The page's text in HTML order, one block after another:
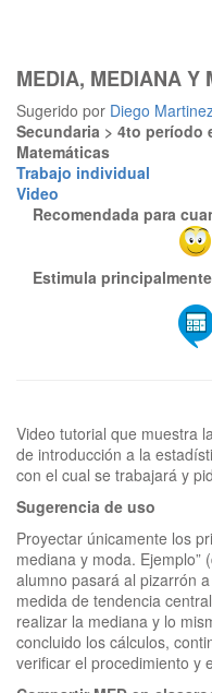
MEDIA, MEDIANA Y
Sugerido por Diego
Secundaria > 4to período
Matemáticas
Trabajo individual
Video
Recomendada para
Estimula
Video tutorial que muestra
de introducción a la
Sugerencia de uso
Proyectar únicamente los
mediana y moda.
alumno pasará al pizarrón
medida de tendencia
realizar la mediana y lo
concluido los cálculos,
verificar el procedimiento y